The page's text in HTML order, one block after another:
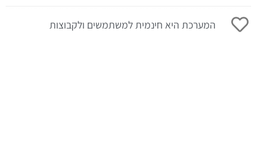
המערכת היא חינמית למשתמשים ולקבוצות